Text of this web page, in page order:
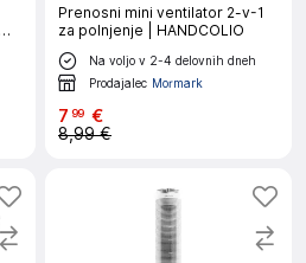
Prenosni mini ventilator 2-v-1
za polnjenje | HANDCOLIO
Na voljo v 2-4 delovnih dneh
Prodajalec Mormark
7 99 €
8,99 €